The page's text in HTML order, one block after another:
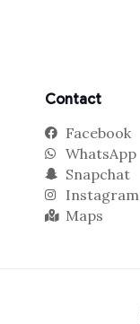
Contact
Facebook
WhatsApp
Snapchat
Instagram
Maps